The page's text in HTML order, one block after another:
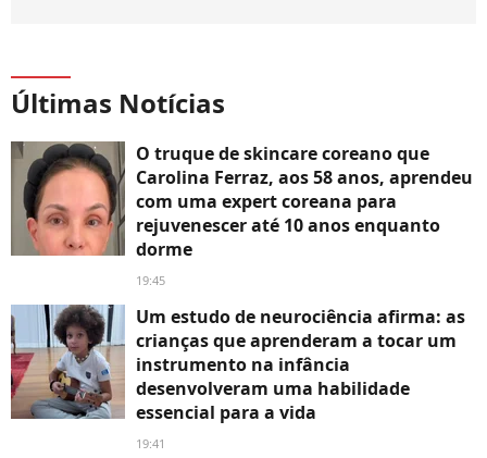
Últimas Notícias
O truque de skincare coreano que
Carolina Ferraz, aos 58 anos, aprendeu
com uma expert coreana para
rejuvenescer até 10 anos enquanto
dorme
19:45
Um estudo de neurociência afirma: as
crianças que aprenderam a tocar um
instrumento na infância
desenvolveram uma habilidade
essencial para a vida
19:41